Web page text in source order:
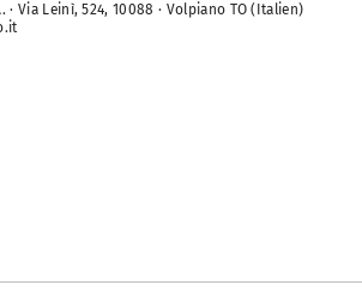
· Via Leinì, 524, 10088 · Volpiano TO (Italien)